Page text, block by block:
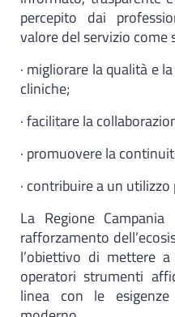
percepito dai
valore del servizio come
· migliorare la qualità e
cliniche;
· facilitare la
· promuovere la
· contribuire a un
La Regione
rafforzamento
l’obiettivo di mettere
operatori strumenti
linea con le